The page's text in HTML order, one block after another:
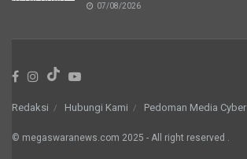
07/08/2026
Redaksi Hubungi Kami Pedoman Media Cyber
© megaswaranews.com 2025 - All right reserved